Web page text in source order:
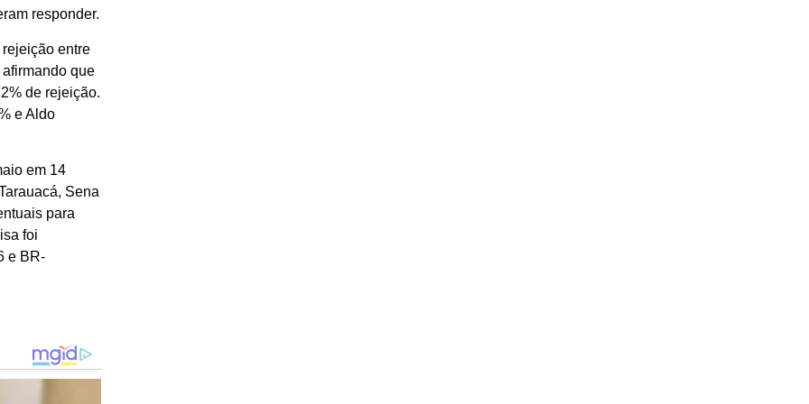
responder.
entre
que
de rejeição.
e Aldo
em 14
Sena
para
foi
e BR-